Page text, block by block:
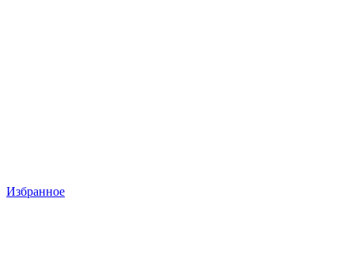
Избранное